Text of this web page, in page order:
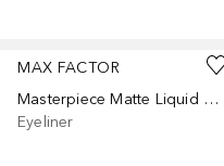
MAX FACTOR
Masterpiece Matte Liquid Eyeliner
Eyeliner